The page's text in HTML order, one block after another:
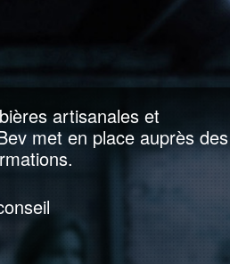
artisanales et
met en place auprès des